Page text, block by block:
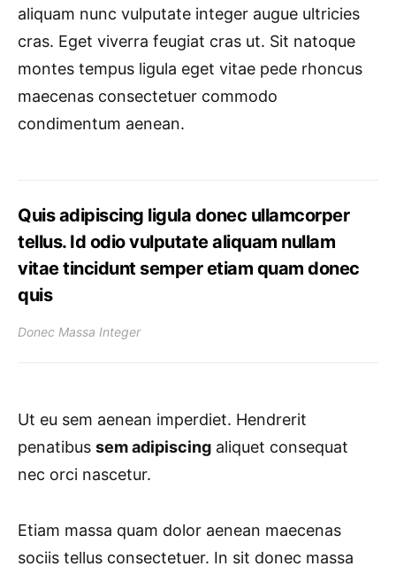
aliquam nunc vulputate integer augue ultricies
cras. Eget viverra feugiat cras ut. Sit natoque
montes tempus ligula eget vitae pede rhoncus
maecenas consectetuer commodo
condimentum aenean.
Quis adipiscing ligula donec ullamcorper
tellus. Id odio vulputate aliquam nullam
vitae tincidunt semper etiam quam donec
quis
Donec Massa Integer
Ut eu sem aenean imperdiet. Hendrerit
penatibus sem adipiscing aliquet consequat
nec orci nascetur.
Etiam massa quam dolor aenean maecenas
sociis tellus consectetuer. In sit donec massa